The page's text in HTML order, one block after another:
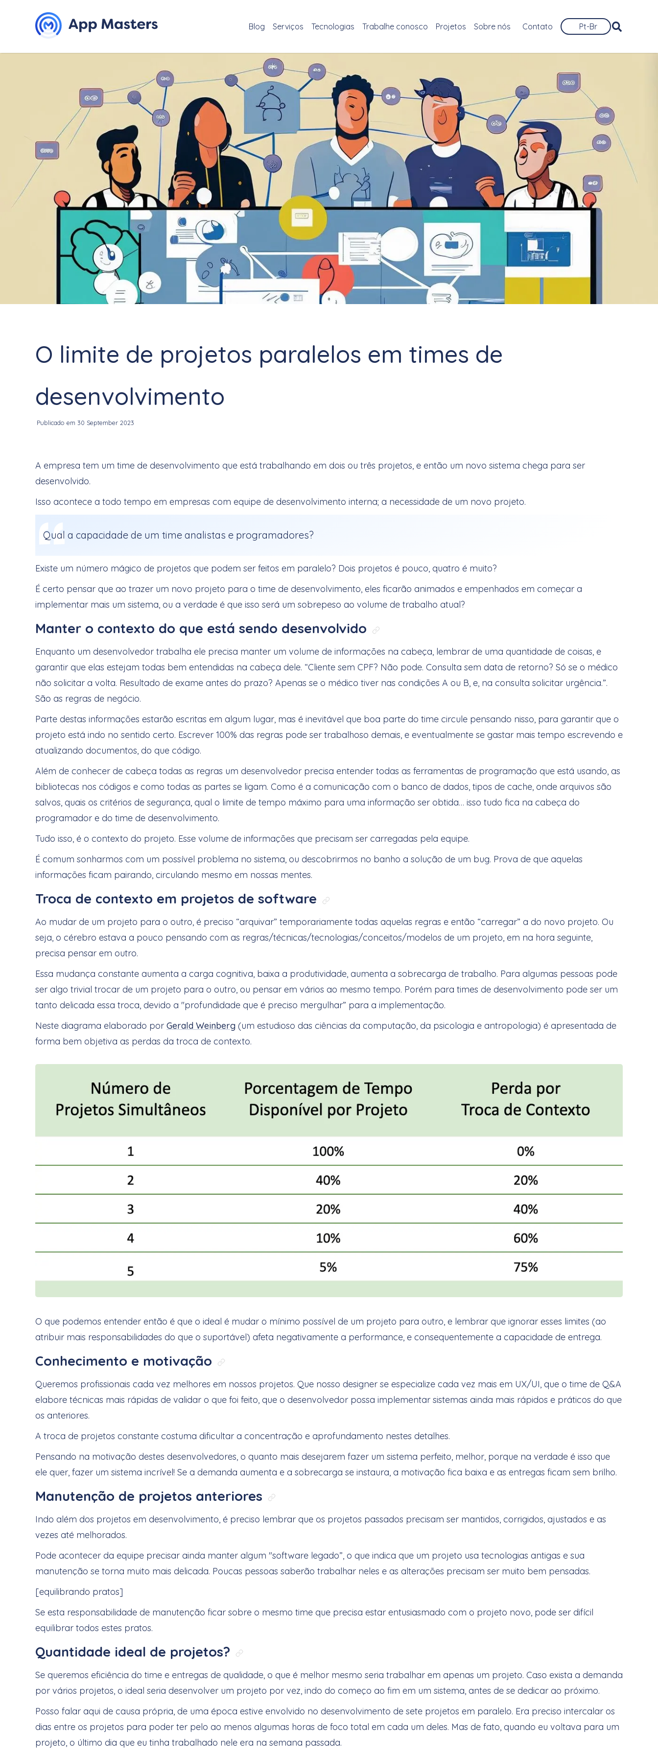
Blog Serviços Tecnologias Trabalhe conosco Projetos Sobre nós Contato Pt-Br
O limite de projetos paralelos em times de
desenvolvimento
Publicado em 30 September 2023
A empresa tem um time de desenvolvimento que está trabalhando em dois ou três projetos, e então um novo sistema chega para ser
desenvolvido.
Isso acontece a todo tempo em empresas com equipe de desenvolvimento interna; a necessidade de um novo projeto.
Qual a capacidade de um time analistas e programadores?
Existe um número mágico de projetos que podem ser feitos em paralelo? Dois projetos é pouco, quatro é muito?
É certo pensar que ao trazer um novo projeto para o time de desenvolvimento, eles ficarão animados e empenhados em começar a
implementar mais um sistema, ou a verdade é que isso será um sobrepeso ao volume de trabalho atual?
Manter o contexto do que está sendo desenvolvido Link direto para: Manter o contexto do que
Enquanto um desenvolvedor trabalha ele precisa manter um volume de informações na cabeça, lembrar de uma quantidade de coisas, e
garantir que elas estejam todas bem entendidas na cabeça dele. “Cliente sem CPF? Não pode. Consulta sem data de retorno? Só se o médico
não solicitar a volta. Resultado de exame antes do prazo? Apenas se o médico tiver nas condições A ou B, e, na consulta solicitar urgência.”.
São as regras de negócio.
Parte destas informações estarão escritas em algum lugar, mas é inevitável que boa parte do time circule pensando nisso, para garantir que o
projeto está indo no sentido certo. Escrever 100% das regras pode ser trabalhoso demais, e eventualmente se gastar mais tempo escrevendo e
atualizando documentos, do que código.
Além de conhecer de cabeça todas as regras um desenvolvedor precisa entender todas as ferramentas de programação que está usando, as
bibliotecas nos códigos e como todas as partes se ligam. Como é a comunicação com o banco de dados, tipos de cache, onde arquivos são
salvos, quais os critérios de segurança, qual o limite de tempo máximo para uma informação ser obtida… isso tudo fica na cabeça do
programador e do time de desenvolvimento.
Tudo isso, é o contexto do projeto. Esse volume de informações que precisam ser carregadas pela equipe.
É comum sonharmos com um possível problema no sistema, ou descobrirmos no banho a solução de um bug. Prova de que aquelas
informações ficam pairando, circulando mesmo em nossas mentes.
Troca de contexto em projetos de software Link direto para: Troca de contexto em projetos de
Ao mudar de um projeto para o outro, é preciso “arquivar” temporariamente todas aquelas regras e então “carregar” a do novo projeto. Ou
seja, o cérebro estava a pouco pensando com as regras/técnicas/tecnologias/conceitos/modelos de um projeto, em na hora seguinte,
precisa pensar em outro.
Essa mudança constante aumenta a carga cognitiva, baixa a produtividade, aumenta a sobrecarga de trabalho. Para algumas pessoas pode
ser algo trivial trocar de um projeto para o outro, ou pensar em vários ao mesmo tempo. Porém para times de desenvolvimento pode ser um
tanto delicada essa troca, devido a "profundidade que é preciso mergulhar” para a implementação.
Neste diagrama elaborado por Gerald Weinberg (um estudioso das ciências da computação, da psicologia e antropologia) é apresentada de
forma bem objetiva as perdas da troca de contexto.
O que podemos entender então é que o ideal é mudar o mínimo possível de um projeto para outro, e lembrar que ignorar esses limites (ao
atribuir mais responsabilidades do que o suportável) afeta negativamente a performance, e consequentemente a capacidade de entrega.
Conhecimento e motivação Link direto para: Conhecimento e motivação
Queremos profissionais cada vez melhores em nossos projetos. Que nosso designer se especialize cada vez mais em UX/UI, que o time de Q&A
elabore técnicas mais rápidas de validar o que foi feito, que o desenvolvedor possa implementar sistemas ainda mais rápidos e práticos do que
os anteriores.
A troca de projetos constante costuma dificultar a concentração e aprofundamento nestes detalhes.
Pensando na motivação destes desenvolvedores, o quanto mais desejarem fazer um sistema perfeito, melhor, porque na verdade é isso que
ele quer, fazer um sistema incrível! Se a demanda aumenta e a sobrecarga se instaura, a motivação fica baixa e as entregas ficam sem brilho.
Manutenção de projetos anteriores Link direto para: Manutenção de projetos anteriores
Indo além dos projetos em desenvolvimento, é preciso lembrar que os projetos passados precisam ser mantidos, corrigidos, ajustados e as
vezes até melhorados.
Pode acontecer da equipe precisar ainda manter algum "software legado”, o que indica que um projeto usa tecnologias antigas e sua
manutenção se torna muito mais delicada. Poucas pessoas saberão trabalhar neles e as alterações precisam ser muito bem pensadas.
[equilibrando pratos]
Se esta responsabilidade de manutenção ficar sobre o mesmo time que precisa estar entusiasmado com o projeto novo, pode ser difícil
equilibrar todos estes pratos.
Quantidade ideal de projetos? Link direto para: Quantidade ideal de projetos?
Se queremos eficiência do time e entregas de qualidade, o que é melhor mesmo seria trabalhar em apenas um projeto. Caso exista a demanda
por vários projetos, o ideal seria desenvolver um projeto por vez, indo do começo ao fim em um sistema, antes de se dedicar ao próximo.
Posso falar aqui de causa própria, de uma época estive envolvido no desenvolvimento de sete projetos em paralelo. Era preciso intercalar os
dias entre os projetos para poder ter pelo ao menos algumas horas de foco total em cada um deles. Mas de fato, quando eu voltava para um
projeto, o último dia que eu tinha trabalhado nele era na semana passada.